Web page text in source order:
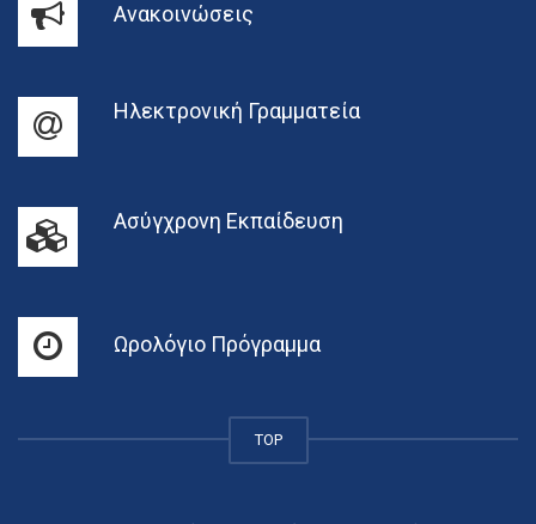
Ανακοινώσεις
Ηλεκτρονική Γραμματεία
Ασύγχρονη Εκπαίδευση
Ωρολόγιο Πρόγραμμα
TOP